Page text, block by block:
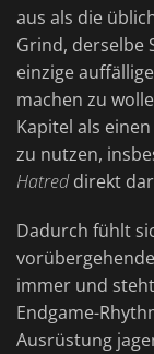
aus als die
Grind, derselbe
einzige
machen zu
Kapitel als
zu nutzen,
Hatreddirekt
Dadurch fühlt
immer und
Endgame-
Ausrüstung